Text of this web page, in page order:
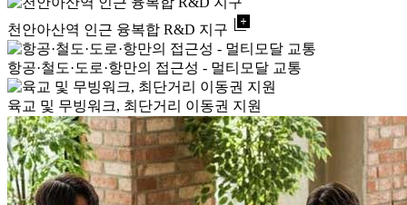
천안아산역 인근 융복합 R&D 지구 library_add
항공·철도·도로·항만의 접근성 - 멀티모달 교통
육교 및 무빙워크, 최단거리 이동권 지원